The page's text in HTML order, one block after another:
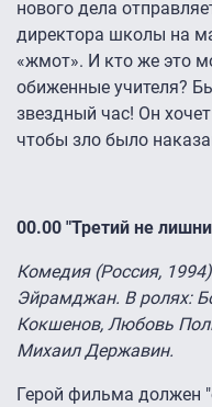
нового дела
директора школы на
«жмот». И кто же это
обиженные учителя?
звездный час! Он
чтобы зло было
00.00 "Третий не
Комедия (Россия,
Эйрамджан. В ролях:
Кокшенов, Любовь
Михаил Державин.
Герой фильма должен